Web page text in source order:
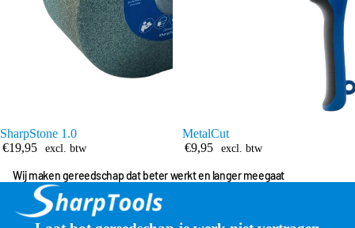
SharpStone 1.0
€19,95
excl. btw
MetalCut
€9,95
excl. btw
Wij maken gereedschap dat beter werkt en langer meegaat